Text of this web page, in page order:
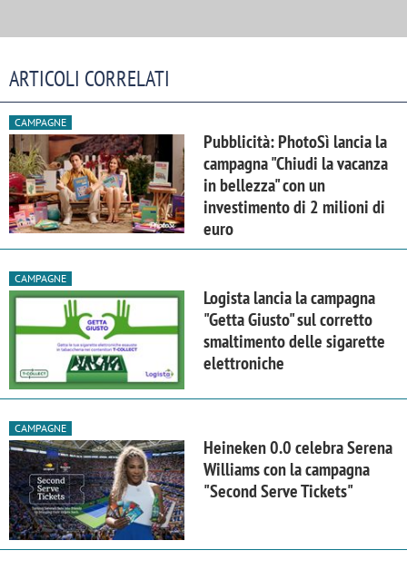
ARTICOLI CORRELATI
CAMPAGNE
Pubblicità: PhotoSì lancia la
campagna "Chiudi la vacanza
in bellezza" con un
investimento di 2 milioni di
euro
CAMPAGNE
Logista lancia la campagna
"Getta Giusto" sul corretto
smaltimento delle sigarette
elettroniche
CAMPAGNE
Heineken 0.0 celebra Serena
Williams con la campagna
"Second Serve Tickets"